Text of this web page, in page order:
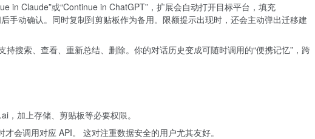
in Claude”或“Continue in ChatGPT”，扩展会自动打开目标平台，填充
后手动确认。同时复制到剪贴板作为备用。限额提示出现时，还会主动弹出迁移建
搜索、查看、重新总结、删除。你的对话历史变成可随时调用的“便携记忆”，跨
加上存储、剪贴板等必要权限。
会调用对应 API。 这对注重数据安全的用户尤其友好。